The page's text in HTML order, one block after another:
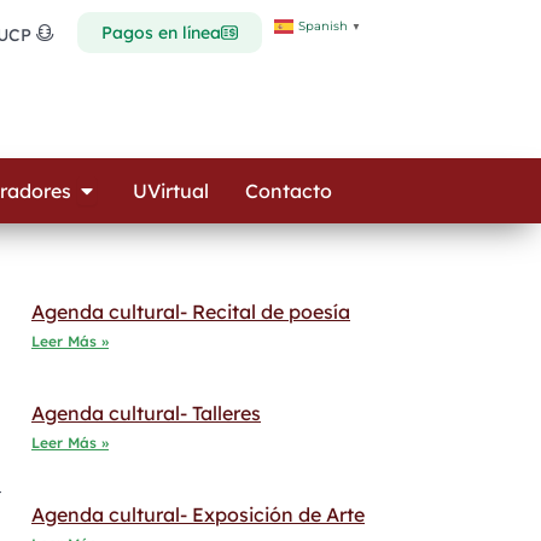
Pagos en línea Spanish ▼
Open Colaboradores
UVirtual Contacto
Agenda cultural- Recital de poesía
Leer Más »
Agenda cultural- Talleres
Leer Más »
Agenda cultural- Exposición de Arte